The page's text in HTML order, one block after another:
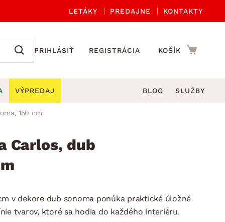
LETÁKY PREDAJNE KONTAKTY
PRIHLÁSIŤ REGISTRÁCIA KOŠÍK
Kuchynské príslušenstvo
Zobrazit vše
stoličky a kreslá
hojdačky
lehátka
VÝPREDAJ BLOG SLUŽBY
150 cm
Carlos, dub
v dekore dub sonoma ponúka praktické úložné
tvarov, ktoré sa hodia do každého interiéru.